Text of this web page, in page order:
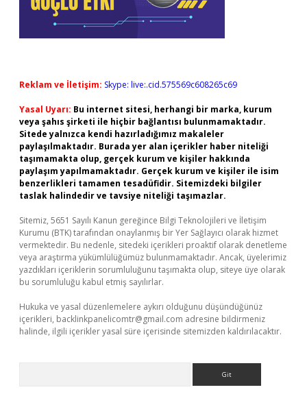
Reklam ve İletişim: Skype: live:.cid.575569c608265c69
Yasal Uyarı: Bu internet sitesi, herhangi bir marka, kurum
veya şahıs şirketi ile hiçbir bağlantısı bulunmamaktadır.
Sitede yalnızca kendi hazırladığımız makaleler
paylaşılmaktadır. Burada yer alan içerikler haber niteliği
taşımamakta olup, gerçek kurum ve kişiler hakkında
paylaşım yapılmamaktadır. Gerçek kurum ve kişiler ile isim
benzerlikleri tamamen tesadüfidir. Sitemizdeki bilgiler
taslak halindedir ve tavsiye niteliği taşımazlar.
Sitemiz, 5651 Sayılı Kanun gereğince Bilgi Teknolojileri ve İletişim
Kurumu (BTK) tarafından onaylanmış bir Yer Sağlayıcı olarak hizmet
vermektedir. Bu nedenle, sitedeki içerikleri proaktif olarak denetleme
veya araştırma yükümlülüğümüz bulunmamaktadır. Ancak, üyelerimiz
yazdıkları içeriklerin sorumluluğunu taşımakta olup, siteye üye olarak
bu sorumluluğu kabul etmiş sayılırlar.
Hukuka ve yasal düzenlemelere aykırı olduğunu düşündüğünüz
içerikleri, backlinkpanelicomtr@gmail.com adresine bildirmeniz
halinde, ilgili içerikler yasal süre içerisinde sitemizden kaldırılacaktır.